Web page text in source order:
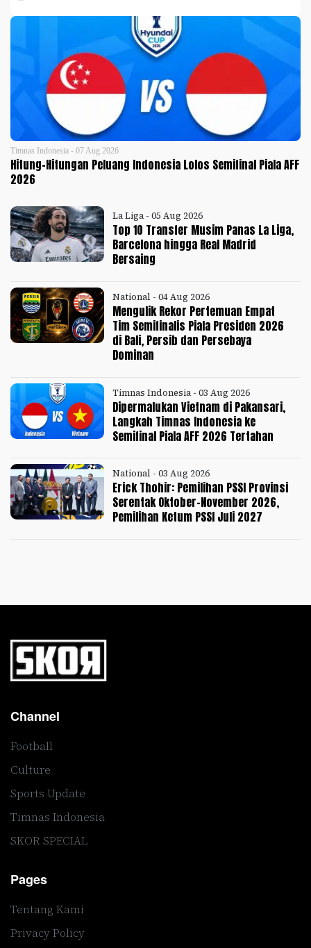
Timnas Indonesia - 07 Aug 2026
Hitung-Hitungan Peluang Indonesia Lolos Semifinal Piala AFF
2026
La Liga - 05 Aug 2026
Top 10 Transfer Musim Panas La Liga,
Barcelona hingga Real Madrid
Bersaing
National - 04 Aug 2026
Mengulik Rekor Pertemuan Empat
Tim Semifinalis Piala Presiden 2026
di Bali, Persib dan Persebaya
Dominan
Timnas Indonesia - 03 Aug 2026
Dipermalukan Vietnam di Pakansari,
Langkah Timnas Indonesia ke
Semifinal Piala AFF 2026 Tertahan
National - 03 Aug 2026
Erick Thohir: Pemilihan PSSI Provinsi
Serentak Oktober-November 2026,
Pemilihan Ketum PSSI Juli 2027
Channel
Football
Culture
Sports Update
Timnas Indonesia
SKOR SPECIAL
Pages
Tentang Kami
Privacy Policy